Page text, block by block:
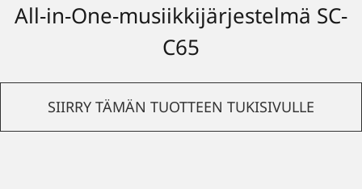
All-in-One-musiikkijärjestelmä SC-
C65
SIIRRY TÄMÄN TUOTTEEN TUKISIVULLE